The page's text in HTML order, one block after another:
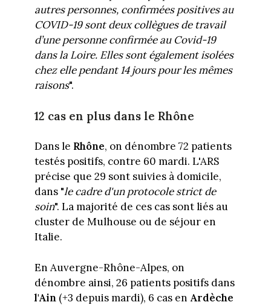
autres personnes, confirmées positives au
COVID-19 sont deux collègues de travail
d’une personne confirmée au Covid-19
dans la Loire. Elles sont également isolées
chez elle pendant 14 jours pour les mêmes
raisons".
12 cas en plus dans le Rhône
Dans le Rhône, on dénombre 72 patients
testés positifs, contre 60 mardi. L'ARS
précise que 29 sont suivies à domicile,
dans "le cadre d'un protocole strict de
soin". La majorité de ces cas sont liés au
cluster de Mulhouse ou de séjour en
Italie.
En Auvergne-Rhône-Alpes, on
dénombre ainsi, 26 patients positifs dans
l'Ain(+3 depuis mardi), 6 cas en Ardèche